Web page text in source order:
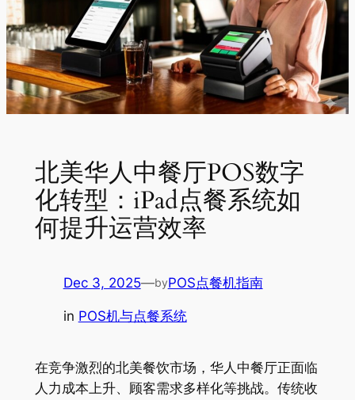
北美华人中餐厅POS数字
化转型：iPad点餐系统如
何提升运营效率
Dec 3, 2025—byPOS点餐机指南
in POS机与点餐系统
在竞争激烈的北美餐饮市场，华人中餐厅正面临
人力成本上升、顾客需求多样化等挑战。传统收